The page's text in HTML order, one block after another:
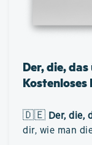
Der, die,
Kostenloses
🇩🇪 Der, die,
dir, wie man